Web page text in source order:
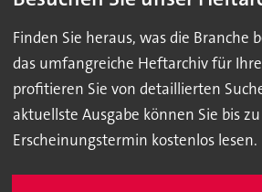
Finden Sie heraus, was die Branche
das umfangreiche Heftarchiv für
profitieren Sie von detaillierten
aktuellste Ausgabe können Sie bis
Erscheinungstermin kostenlos lesen.